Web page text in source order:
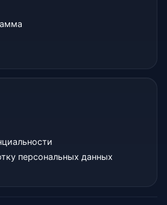
персональных данных